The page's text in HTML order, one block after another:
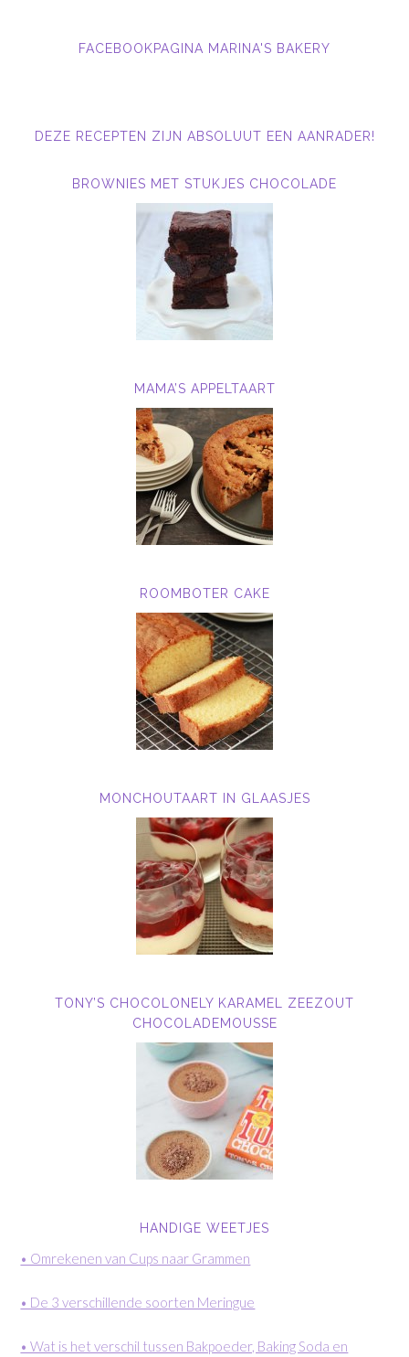
FACEBOOKPAGINA MARINA'S BAKERY
DEZE RECEPTEN ZIJN ABSOLUUT EEN AANRADER!
BROWNIES MET STUKJES CHOCOLADE
MAMA’S APPELTAART
ROOMBOTER CAKE
MONCHOUTAART IN GLAASJES
TONY’S CHOCOLONELY KARAMEL ZEEZOUT
CHOCOLADEMOUSSE
HANDIGE WEETJES
• Omrekenen van Cups naar Grammen
• De 3 verschillende soorten Meringue
• Wat is het verschil tussen Bakpoeder, Baking Soda en